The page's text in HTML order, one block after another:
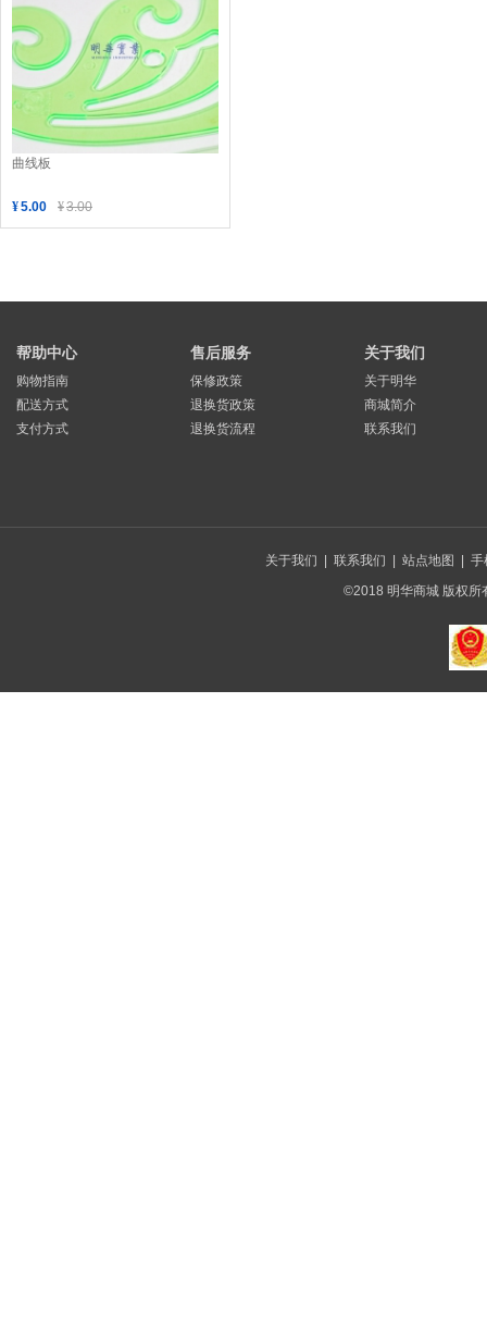
曲线板
¥5.00 ¥3.00
帮助中心
购物指南
配送方式
支付方式
售后服务
保修政策
退换货政策
退换货流程
关于我们
关于明华
商城简介
联系我们
关于我们 联系我们 站点地图
手
©2018 明华商城 版权所